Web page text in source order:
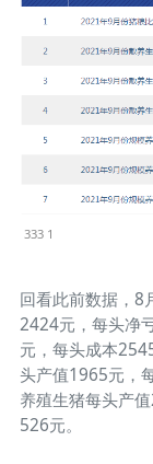
333 1
回看此前数据，8
2424元，每头净
元，每头成本
头产值1965元，
养殖生猪每头产
526元。